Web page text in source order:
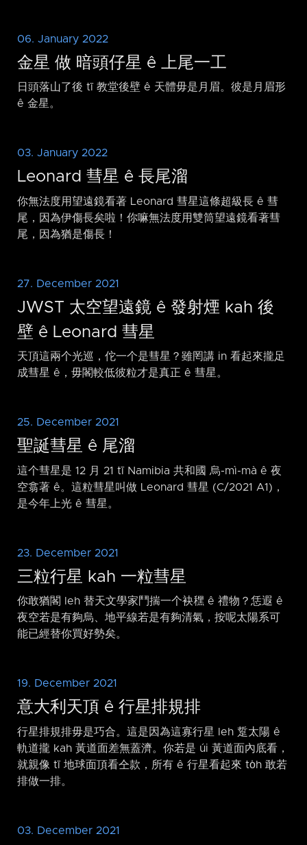
06. January 2022
金星 做 暗頭仔星 ê 上尾一工
日頭落山了後 tī 教堂後壁 ê 天體毋是月眉。彼是月眉形
ê 金星。
03. January 2022
Leonard 彗星 ê 長尾溜
你無法度用望遠鏡看著 Leonard 彗星這條超級長 ê 彗
尾，因為伊傷長矣啦！你嘛無法度用雙筒望遠鏡看著彗
尾，因為猶是傷長！
27. December 2021
JWST 太空望遠鏡 ê 發射煙 kah 後
壁 ê Leonard 彗星
天頂這兩个光巡，佗一个是彗星？雖罔講 in 看起來攏足
成彗星 ê，毋閣較低彼粒才是真正 ê 彗星。
25. December 2021
聖誕彗星 ê 尾溜
這个彗星是 12 月 21 tī Namibia 共和國 烏-mì-mà ê 夜
空翕著 ê。這粒彗星叫做 Leonard 彗星 (C/2021 A1)，
是今年上光 ê 彗星。
23. December 2021
三粒行星 kah 一粒彗星
你敢猶閣 leh 替天文學家鬥揣一个袂䆀 ê 禮物？恁遐 ê
夜空若是有夠烏、地平線若是有夠清氣，按呢太陽系可
能已經替你買好勢矣。
19. December 2021
意大利天頂 ê 行星排規排
行星排規排毋是巧合。這是因為這寡行星 leh 踅太陽 ê
軌道攏 kah 黃道面差無蓋濟。你若是 úi 黃道面內底看，
就親像 tī 地球面頂看仝款，所有 ê 行星看起來 to̍h 敢若
排做一排。
03. December 2021